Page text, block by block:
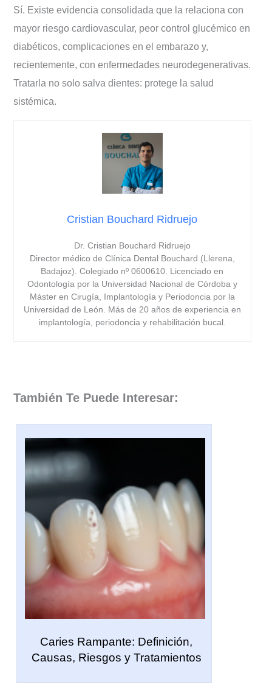
Sí. Existe evidencia consolidada que la relaciona con
mayor riesgo cardiovascular, peor control glucémico en
diabéticos, complicaciones en el embarazo y,
recientemente, con enfermedades neurodegenerativas.
Tratarla no solo salva dientes: protege la salud
sistémica.
Cristian Bouchard Ridruejo
Dr. Cristian Bouchard Ridruejo
Director médico de Clínica Dental Bouchard (Llerena,
Badajoz). Colegiado nº 0600610. Licenciado en
Odontología por la Universidad Nacional de Córdoba y
Máster en Cirugía, Implantología y Periodoncia por la
Universidad de León. Más de 20 años de experiencia en
implantología, periodoncia y rehabilitación bucal.
También Te Puede Interesar:
Caries Rampante: Definición,
Causas, Riesgos y Tratamientos